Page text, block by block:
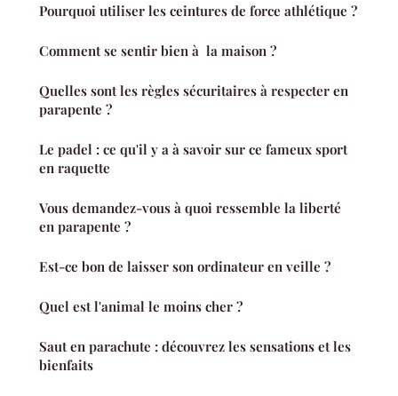
Pourquoi utiliser les ceintures de force athlétique ?
Comment se sentir bien à la maison ?
Quelles sont les règles sécuritaires à respecter en
parapente ?
Le padel : ce qu'il y a à savoir sur ce fameux sport
en raquette
Vous demandez-vous à quoi ressemble la liberté
en parapente ?
Est-ce bon de laisser son ordinateur en veille ?
Quel est l'animal le moins cher ?
Saut en parachute : découvrez les sensations et les
bienfaits